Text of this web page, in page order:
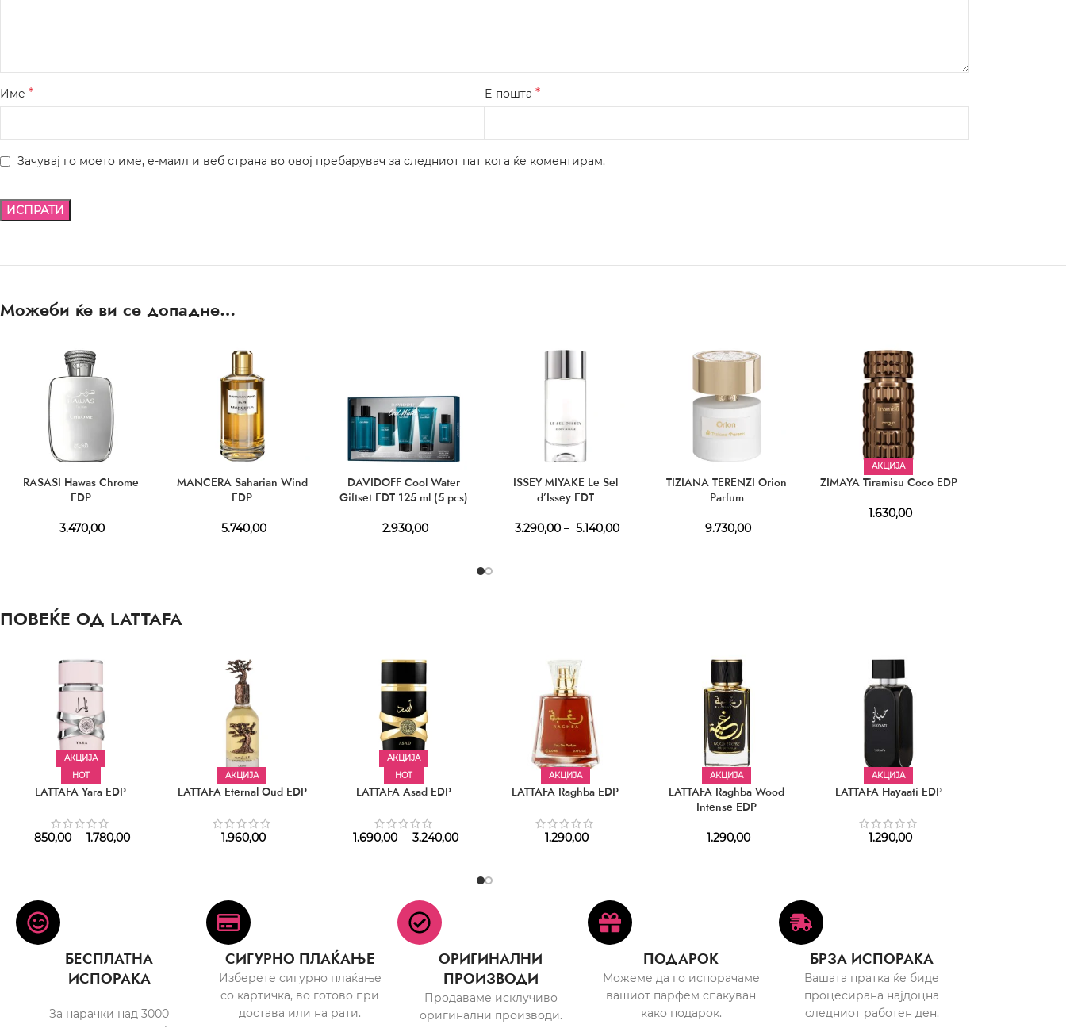
Име * Е-пошта *
Зачувај го моето име, е-маил и веб страна во овој пребарувач за следниот пат кога ќе коментирам.
Можеби ќе ви се допадне…
RASASI Hawas Chrome
EDP
3.470,00
MANCERA Saharian Wind
EDP
5.740,00
DAVIDOFF Cool Water
Giftset EDT 125 ml (5 pcs)
2.930,00
ISSEY MIYAKE Le Sel
d’Issey EDT
3.290,00 – 5.140,00
TIZIANA TERENZI Orion
Parfum
9.730,00
АКЦИЈА
ZIMAYA Tiramisu Coco EDP
1.630,00
ПОВЕЌЕ ОД LATTAFA
АКЦИЈА
HOT
LATTAFA Yara EDP
850,00 – 1.780,00
АКЦИЈА
LATTAFA Eternal Oud EDP
1.960,00
АКЦИЈА
HOT
LATTAFA Asad EDP
1.690,00 – 3.240,00
АКЦИЈА
LATTAFA Raghba EDP
1.290,00
АКЦИЈА
LATTAFA Raghba Wood
Intense EDP
1.290,00
АКЦИЈА
LATTAFA Hayaati EDP
1.290,00
БЕСПЛАТНА
ИСПОРАКА
За нарачки над 3000
СИГУРНО ПЛАЌАЊЕ
Изберете сигурно плаќање
со картичка, во готово при
достава или на рати.
ОРИГИНАЛНИ
ПРОИЗВОДИ
Продаваме исклучиво
оригинални производи.
ПОДАРОК
Можеме да го испорачаме
вашиот парфем спакуван
како подарок.
БРЗА ИСПОРАКА
Вашата пратка ќе биде
процесирана најдоцна
следниот работен ден.